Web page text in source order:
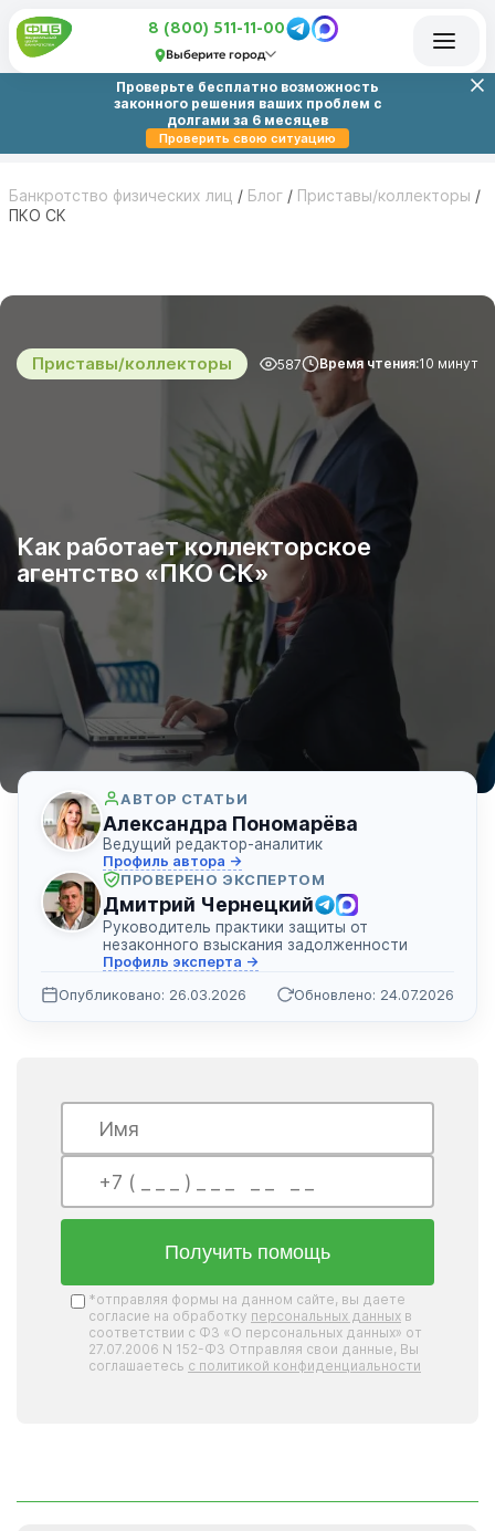
8 (800) 511-11-00
Выберите город
Проверьте бесплатно возможность
законного решения ваших проблем с
долгами за 6 месяцев
Проверить свою ситуацию
Банкротство физических лиц / Блог / Приставы/коллекторы /
ПКО СК
Приставы/коллекторы 587 Время чтения:10 минут
Как работает коллекторское
агентство «ПКО СК»
АВТОР СТАТЬИ
Александра Пономарёва
Ведущий редактор-аналитик
Профиль автора →
ПРОВЕРЕНО ЭКСПЕРТОМ
Дмитрий Чернецкий
Руководитель практики защиты от
незаконного взыскания задолженности
Профиль эксперта →
Опубликовано: 26.03.2026
Обновлено: 24.07.2026
Получить помощь
*отправляя формы на данном сайте, вы даете
согласие на обработку персональных данных в
соответствии с ФЗ «О персональных данных» от
27.07.2006 N 152-ФЗ Отправляя свои данные, Вы
соглашаетесь с политикой конфиденциальности